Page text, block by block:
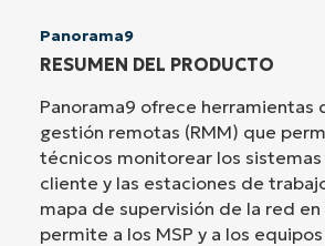
Panorama9
RESUMEN DEL PRODUCTO
Panorama9 ofrece herramientas
gestión remotas (RMM) que
técnicos monitorear los
cliente y las estaciones de
mapa de supervisión de la red
permite a los MSP y a los